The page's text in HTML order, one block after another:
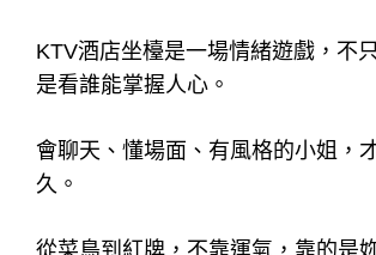
KTV酒店坐檯是一場情緒遊戲，不
是看誰能掌握人心。
會聊天、懂場面、有風格的小姐，
久。